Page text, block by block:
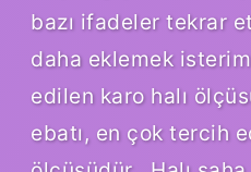
bazı ifadeler tekrar
daha eklemek
edilen karo halı
ebatı, en çok tercih